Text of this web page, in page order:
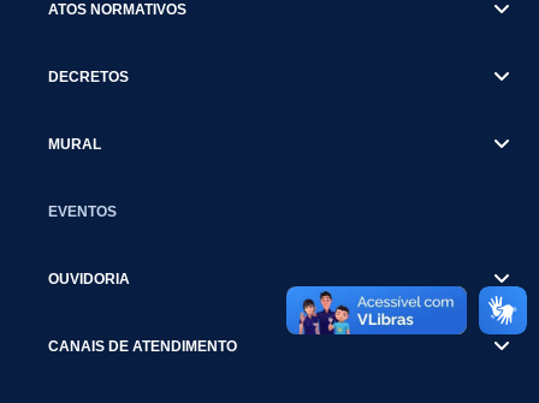
ATOS NORMATIVOS
DECRETOS
MURAL
EVENTOS
OUVIDORIA
CANAIS DE ATENDIMENTO